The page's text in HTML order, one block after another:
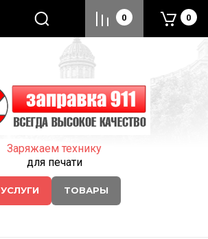
Заряжаем технику
для печати
УСЛУГИ ТОВАРЫ
0 0